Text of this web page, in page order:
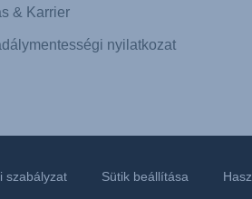
& Karrier
nyilatkozat
szabályzat Sütik beállítása